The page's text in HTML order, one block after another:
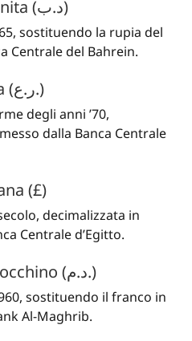
BHD — Dinar Bahreinita (د.ب)
sostituendo la rupia del
Centrale del Bahrein.
OMR — Rial Omanita (ر.ع.)
degli anni ’70,
dalla Banca Centrale
(£)
decimalizzata in
Centrale d’Egitto.
MAD — Dirham Marocchino (د.م.)
sostituendo il franco in
Al-Maghrib.